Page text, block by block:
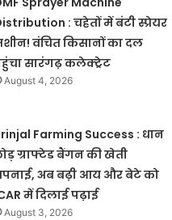
: चहेतों में बंटी स्प्रेयर
वंचित किसानों का दल
सारंगढ़ कलेक्ट्रेट
August 4, 2026
Farming Success : धान
ग्राफ्टेड बैंगन की खेती
अब बढ़ी आय और बेटे को
में दिलाई पढ़ाई
August 3, 2026